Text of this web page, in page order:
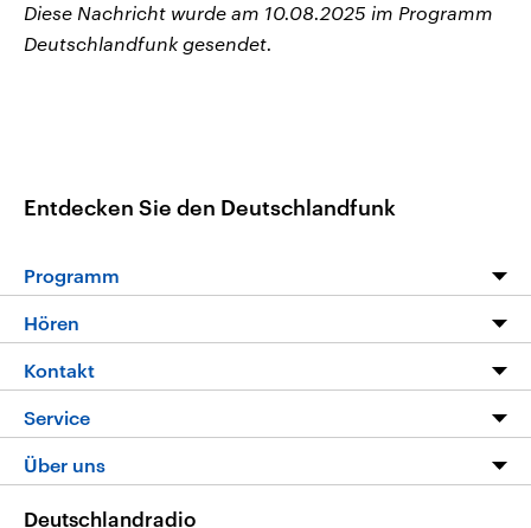
Diese Nachricht wurde am 10.08.2025 im Programm
Deutschlandfunk gesendet.
Entdecken Sie den Deutschlandfunk
Programm
Programm
Die Nachrichten
Nachrichtenleicht
Neue Beiträge auf dlf.de
Hören
Livestream
Podcasts
Deutschlandfunk App
Nachrichten App
Kontakt
Hörerservice
Service
FAQ
Über uns
Deutschlandradio